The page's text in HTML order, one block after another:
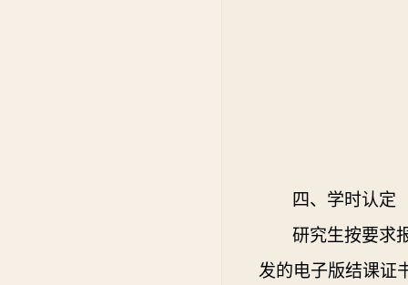
四、学时认定
研究生按要求
发的电子版结课证